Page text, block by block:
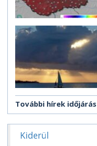
További hírek
Kiderül